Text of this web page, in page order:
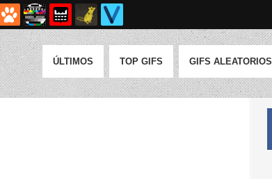
ÚLTIMOS TOP GIFS GIFS ALEATORIOS